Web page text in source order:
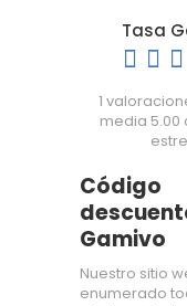
Tasa
1
media 5.00
Código
Gamivo
Nuestro sitio
enumerado